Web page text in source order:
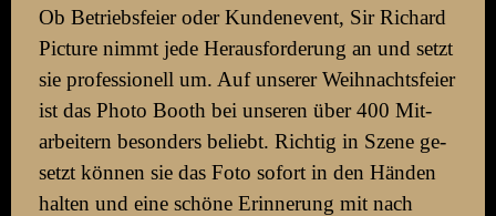
Ob Betriebs­feier oder Kunden­event, Sir Richard
Picture nimmt jede Heraus­forder­ung an und setzt
sie pro­fessionell um. Auf unserer Weih­nachts­feier
ist das Photo Booth bei unseren über 400 Mit­
arbeitern be­sonders be­liebt. Richtig in Szene ge­
setzt können sie das Foto sofort in den Händen
halten und eine schöne Er­inner­ung mit nach